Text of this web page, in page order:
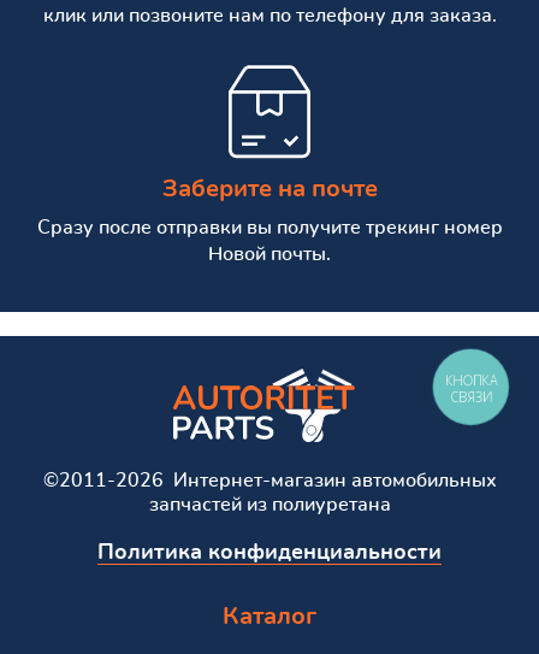
клик или позвоните нам по телефону для заказа.
Заберите на почте
Сразу после отправки вы получите трекинг номер
Новой почты.
©2011-2026 Интернет-магазин автомобильных
запчастей из полиуретана
Политика конфиденциальности
Каталог
КНОПКА
СВЯЗИ